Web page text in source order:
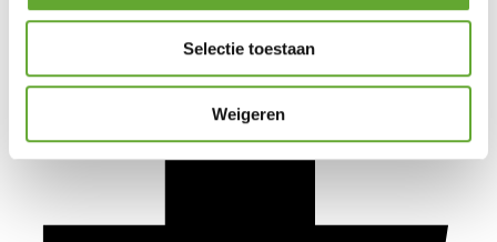
Selectie toestaan
Weigeren